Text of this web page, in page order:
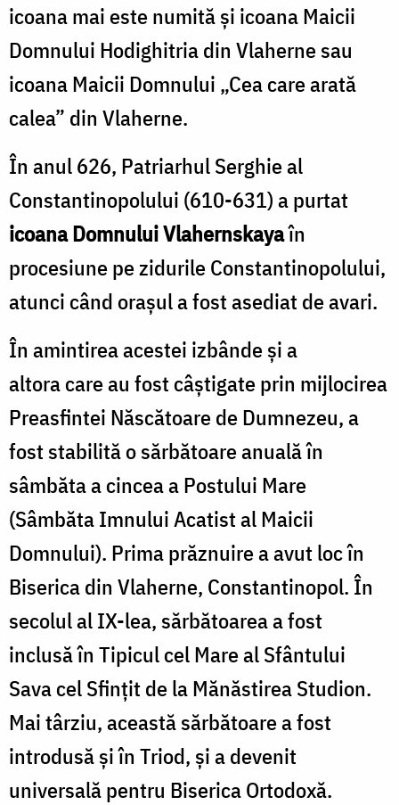
icoana mai este numită și icoana Maicii
Domnului Hodighitria din Vlaherne sau
icoana Maicii Domnului „Cea care arată
calea” din Vlaherne.
În anul 626, Patriarhul Serghie al
Constantinopolului (610-631) a purtat
icoana Domnului Vlahernskayaîn
procesiune pe zidurile Constantinopolului,
atunci când orașul a fost asediat de avari.
În amintirea acestei izbânde și a
altora care au fost câștigate prin mijlocirea
Preasfintei Născătoare de Dumnezeu, a
fost stabilită o sărbătoare anuală în
sâmbăta a cincea a Postului Mare
(Sâmbăta Imnului Acatist al Maicii
Domnului). Prima prăznuire a avut loc în
Biserica din Vlaherne, Constantinopol. În
secolul al IX-lea, sărbătoarea a fost
inclusă în Tipicul cel Mare al Sfântului
Sava cel Sfințit de la Mănăstirea Studion.
Mai târziu, această sărbătoare a fost
introdusă și în Triod, și a devenit
universală pentru Biserica Ortodoxă.